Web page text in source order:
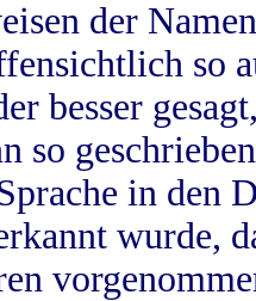
der
so
besser
so
in
wurde,